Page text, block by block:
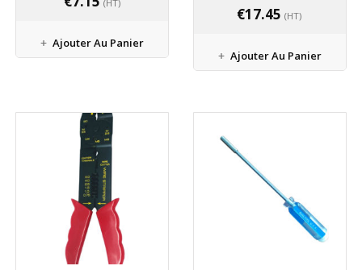
(HT)
Ajouter Au Panier
€17.45 (HT)
Ajouter Au Panier